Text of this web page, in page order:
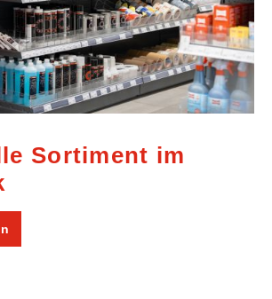
Sortiment im